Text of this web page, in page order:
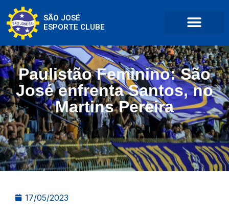
SÃO JOSÉ
ESPORTE CLUBE
Paulistão Feminino: São
José enfrenta Santos, no
Martins Pereira
17/05/2023